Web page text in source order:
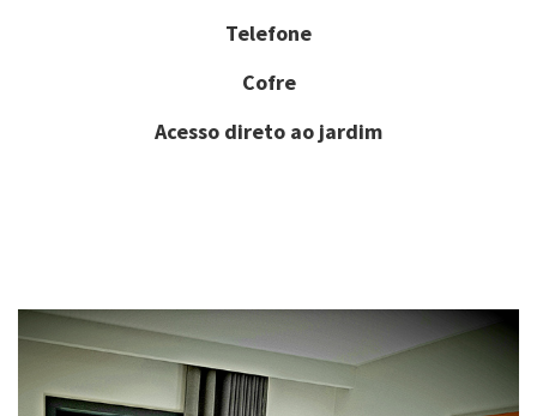
Telefone
Cofre
Acesso direto ao jardim